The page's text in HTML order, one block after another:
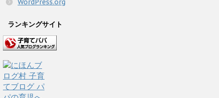
WordPress.org
ランキングサイト